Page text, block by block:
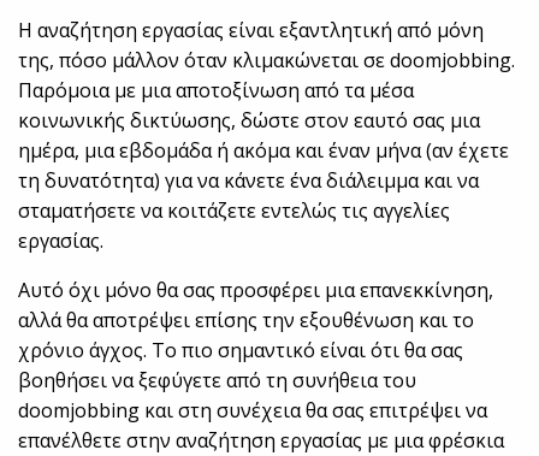
Η αναζήτηση εργασίας είναι εξαντλητική από μόνη
της, πόσο μάλλον όταν κλιμακώνεται σε doomjobbing.
Παρόμοια με μια αποτοξίνωση από τα μέσα
κοινωνικής δικτύωσης, δώστε στον εαυτό σας μια
ημέρα, μια εβδομάδα ή ακόμα και έναν μήνα (αν έχετε
τη δυνατότητα) για να κάνετε ένα διάλειμμα και να
σταματήσετε να κοιτάζετε εντελώς τις αγγελίες
εργασίας.
Αυτό όχι μόνο θα σας προσφέρει μια επανεκκίνηση,
αλλά θα αποτρέψει επίσης την εξουθένωση και το
χρόνιο άγχος. Το πιο σημαντικό είναι ότι θα σας
βοηθήσει να ξεφύγετε από τη συνήθεια του
doomjobbing και στη συνέχεια θα σας επιτρέψει να
επανέλθετε στην αναζήτηση εργασίας με μια φρέσκια